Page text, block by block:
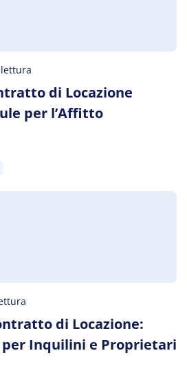
di Locazione
per l’Affitto
di Locazione:
Inquilini e Proprietari